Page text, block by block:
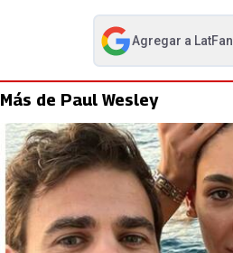
Agregar a LatFan
abre en nueva pestaña
Más de Paul Wesley